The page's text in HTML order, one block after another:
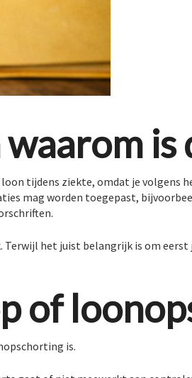
tijdens ziekte, omdat je volgens
mag worden toegepast,
het juist belangrijk is om
of
is.